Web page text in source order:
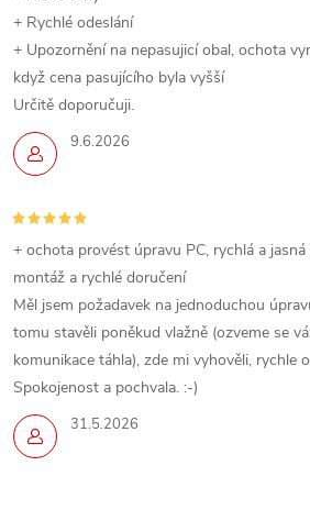
9.6.2026
+ Rychlé odeslání
+ Upozornění na nepasujicí obal, ochota
když cena pasujícího byla vyšší
Určitě doporučuji.
31.5.2026
+ ochota provést úpravu PC, rychlá a
montáž a rychlé doručení
Měl jsem požadavek na jednoduchou
tomu stavěli poněkud vlažně (ozveme se
komunikace táhla), zde mi vyhověli, rychle
Spokojenost a pochvala. :-)